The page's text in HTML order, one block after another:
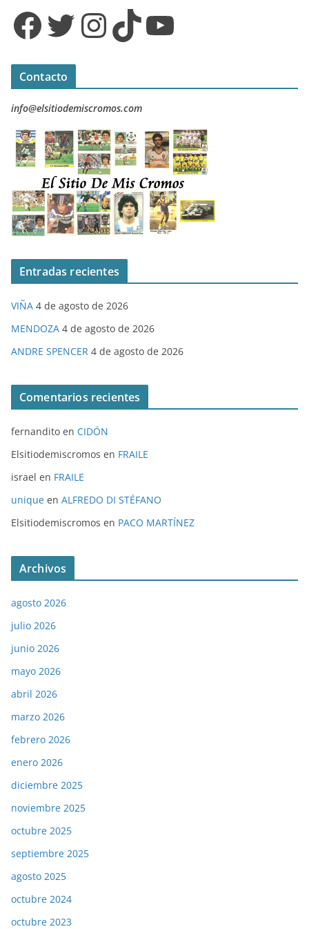
Facebook Twitter InstagramTikTok YouTube
Contacto
info@elsitiodemiscromos.com
Entradas recientes
VIÑA 4 de agosto de 2026
MENDOZA 4 de agosto de 2026
ANDRE SPENCER 4 de agosto de 2026
Comentarios recientes
fernandito en CIDÓN
Elsitiodemiscromos en FRAILE
israel en FRAILE
unique en ALFREDO DI STÉFANO
Elsitiodemiscromos en PACO MARTÍNEZ
Archivos
agosto 2026
julio 2026
junio 2026
mayo 2026
abril 2026
marzo 2026
febrero 2026
enero 2026
diciembre 2025
noviembre 2025
octubre 2025
septiembre 2025
agosto 2025
octubre 2024
octubre 2023